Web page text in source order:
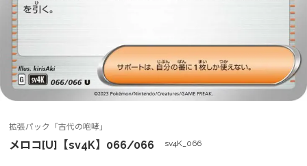
拡張パック「古代の咆哮」
メロコ[U]【sv4K】066/066 sv4K_066